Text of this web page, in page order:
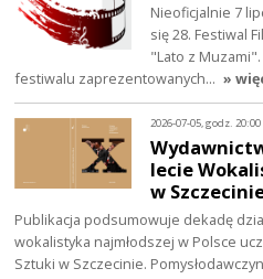
Nieoficjalnie 7
się 28. Festiwal
"Lato z
festiwalu zaprezentowanych… »
2026-07-05, godz. 20:00
lecie
w
Publikacja podsumowuje dekadę
wokalistyka najmłodszej w Polsce
Sztuki w Szczecinie.